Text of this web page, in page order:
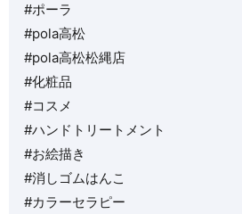
#ポーラ
#pola高松
#pola高松松縄店
#化粧品
#コスメ
#ハンドトリートメント
#お絵描き
#消しゴムはんこ
#カラーセラピー